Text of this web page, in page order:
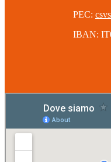
PEC:
IBAN: